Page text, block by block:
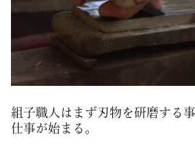
組子職人はまず刃物を研磨する
仕事が始まる。